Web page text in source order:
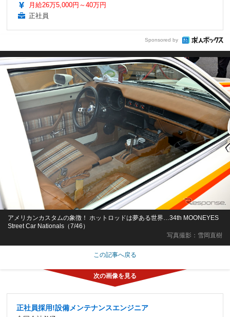
月給26万5,000円～40万円
正社員
Sponsored by
写真撮影：雪岡直樹
アメリカンカスタムの象徴！ ホットロッドは夢ある世界…34th MOONEYES
Street Car Nationals（7/46）
この記事へ戻る
正社員採用!設備メンテナンスエンジニア